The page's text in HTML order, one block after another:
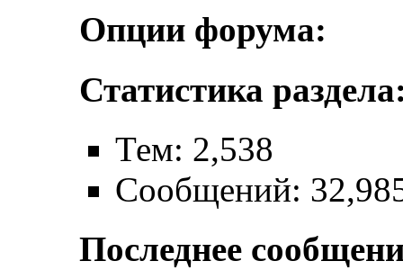
Опции форума:
Статистика
Тем: 2,538
Сообщений:
Последнее